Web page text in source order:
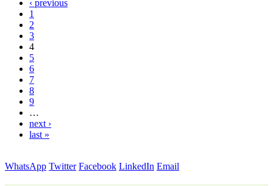
‹ previous
1
2
3
4
5
6
7
8
9
…
next ›
last »
WhatsApp Twitter Facebook LinkedIn Email